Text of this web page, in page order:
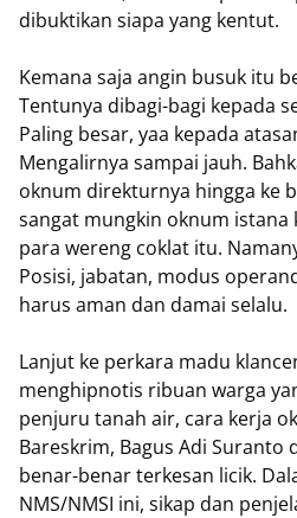
dibuktikan siapa yang kentut.
Kemana saja angin busuk itu
Tentunya dibagi-bagi kepada
Paling besar, yaa kepada
Mengalirnya sampai jauh.
oknum direkturnya hingga ke
sangat mungkin oknum
para wereng coklat itu.
Posisi, jabatan, modus
harus aman dan damai selalu.
Lanjut ke perkara madu
menghipnotis ribuan warga
penjuru tanah air, cara kerja
Bareskrim, Bagus Adi Suranto
benar-benar terkesan licik.
NMS/NMSI ini, sikap dan